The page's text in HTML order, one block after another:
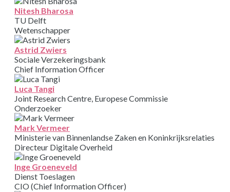
Nitesh Bharosa
TU Delft
Wetenschapper
Astrid Zwiers
Sociale Verzekeringsbank
Chief Information Officer
Luca Tangi
Joint Research Centre, Europese Commissie
Onderzoeker
Mark Vermeer
Ministerie van Binnenlandse Zaken en Koninkrijksrelaties
Directeur Digitale Overheid
Inge Groeneveld
Dienst Toeslagen
CIO (Chief Information Officer)